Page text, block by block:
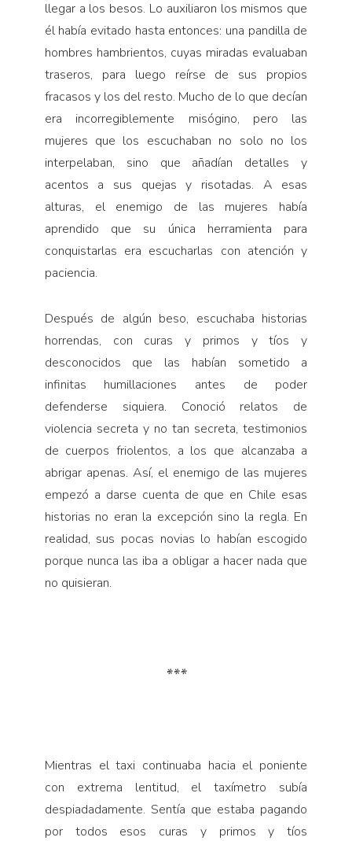
llegar a los besos. Lo auxiliaron los mismos que
él había evitado hasta entonces: una pandilla de
hombres hambrientos, cuyas miradas evaluaban
traseros, para luego reírse de sus propios
fracasos y los del resto. Mucho de lo que decían
era incorregiblemente misógino, pero las
mujeres que los escuchaban no solo no los
interpelaban, sino que añadían detalles y
acentos a sus quejas y risotadas. A esas
alturas, el enemigo de las mujeres había
aprendido que su única herramienta para
conquistarlas era escucharlas con atención y
paciencia.
Después de algún beso, escuchaba historias
horrendas, con curas y primos y tíos y
desconocidos que las habían sometido a
infinitas humillaciones antes de poder
defenderse siquiera. Conoció relatos de
violencia secreta y no tan secreta, testimonios
de cuerpos friolentos, a los que alcanzaba a
abrigar apenas. Así, el enemigo de las mujeres
empezó a darse cuenta de que en Chile esas
historias no eran la excepción sino la regla. En
realidad, sus pocas novias lo habían escogido
porque nunca las iba a obligar a hacer nada que
no quisieran.
***
Mientras el taxi continuaba hacia el poniente
con extrema lentitud, el taxímetro subía
despiadadamente. Sentía que estaba pagando
por todos esos curas y primos y tíos